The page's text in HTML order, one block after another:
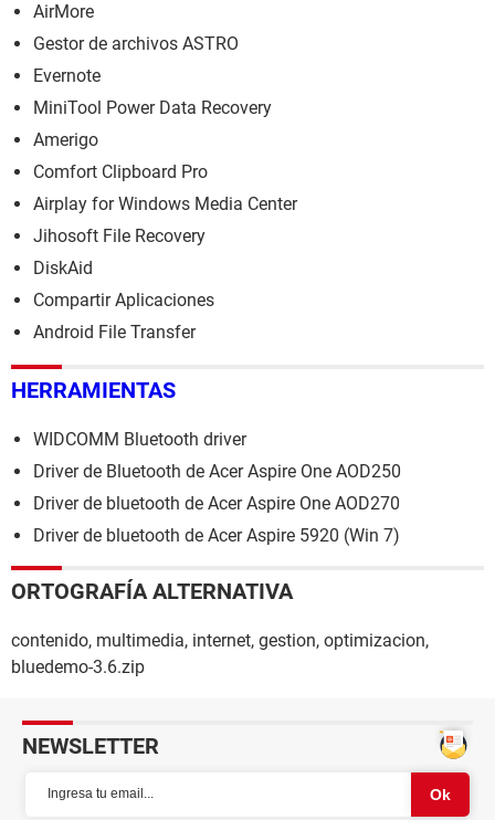
AirMore
Gestor de archivos ASTRO
Evernote
MiniTool Power Data Recovery
Amerigo
Comfort Clipboard Pro
Airplay for Windows Media Center
Jihosoft File Recovery
DiskAid
Compartir Aplicaciones
Android File Transfer
HERRAMIENTAS
WIDCOMM Bluetooth driver
Driver de Bluetooth de Acer Aspire One AOD250
Driver de bluetooth de Acer Aspire One AOD270
Driver de bluetooth de Acer Aspire 5920 (Win 7)
ORTOGRAFÍA ALTERNATIVA
contenido, multimedia, internet, gestion, optimizacion,
bluedemo-3.6.zip
NEWSLETTER